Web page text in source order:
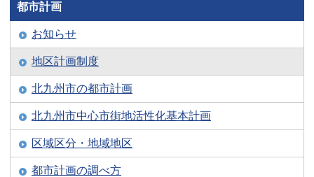
都市計画
お知らせ
地区計画制度
北九州市の都市計画
北九州市中心市街地活性化基本計画
区域区分・地域地区
都市計画の調べ方